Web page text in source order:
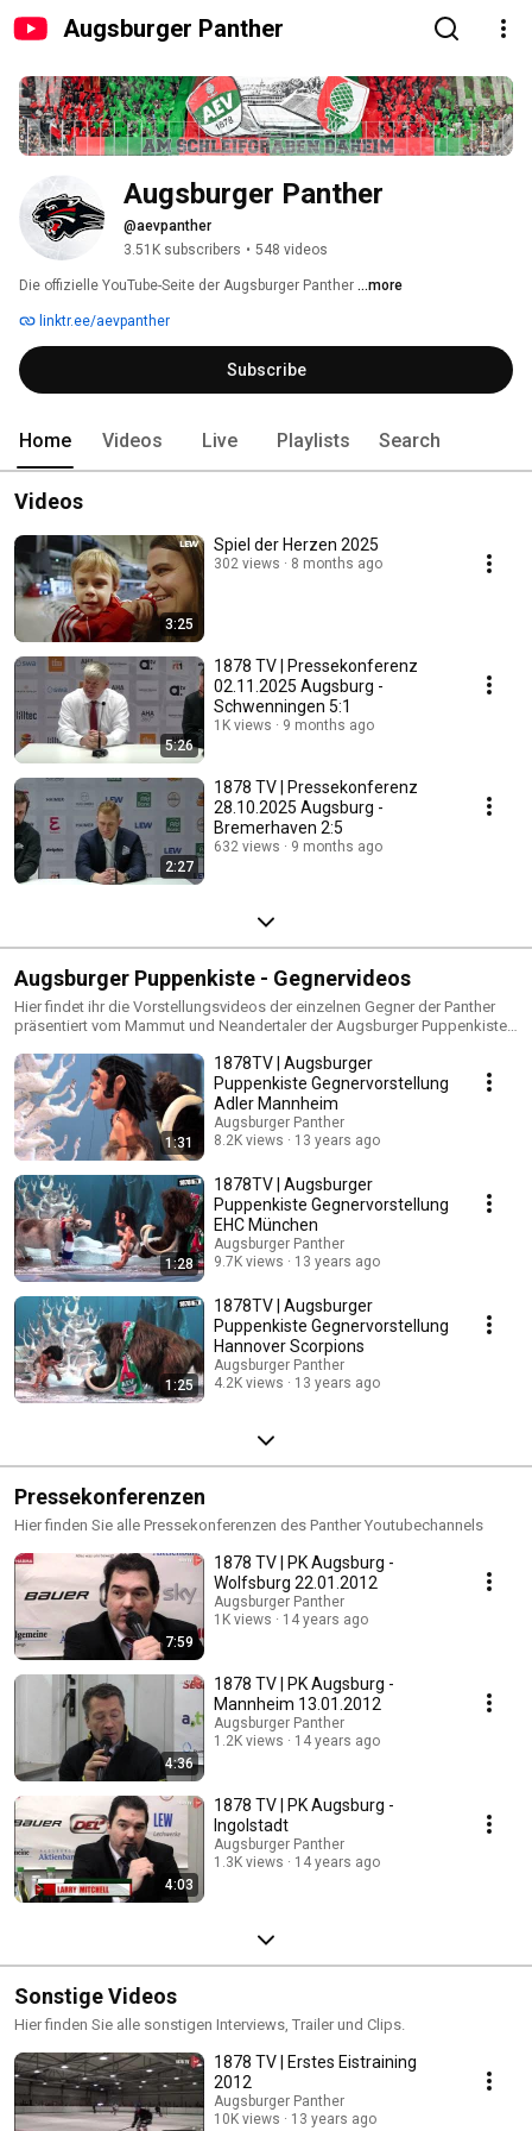
Augsburger Panther
Augsburger Panther
@aevpanther
3.51K subscribers • 548 videos
Die offizielle YouTube-Seite der Augsburger Panther ...more
linktr.ee/aevpanther
Subscribe
Home Videos Live Playlists Search
Videos
3:25
Spiel der Herzen 2025
302 views 8 months ago
5:26
1878 TV | Pressekonferenz
02.11.2025 Augsburg -
Schwenningen 5:1
1K views 9 months ago
2:27
1878 TV | Pressekonferenz
28.10.2025 Augsburg -
Bremerhaven 2:5
632 views 9 months ago
Augsburger Puppenkiste - Gegnervideos
Hier findet ihr die Vorstellungsvideos der einzelnen Gegner der Panther
präsentiert vom Mammut und Neandertaler der Augsburger Puppenkiste.
MOEJAYS: http://www.youtube.com/user/MOEJAYS
1:31
1878TV | Augsburger
Puppenkiste Gegnervorstellung
Adler Mannheim
Augsburger Panther
8.2K views
13 years ago
1:28
1878TV | Augsburger
Puppenkiste Gegnervorstellung
EHC München
Augsburger Panther
9.7K views
13 years ago
1:25
1878TV | Augsburger
Puppenkiste Gegnervorstellung
Hannover Scorpions
Augsburger Panther
4.2K views
13 years ago
Pressekonferenzen
Hier finden Sie alle Pressekonferenzen des Panther Youtubechannels
7:59
1878 TV | PK Augsburg -
Wolfsburg 22.01.2012
Augsburger Panther
1K views
14 years ago
4:36
1878 TV | PK Augsburg -
Mannheim 13.01.2012
Augsburger Panther
1.2K views
14 years ago
4:03
1878 TV | PK Augsburg -
Ingolstadt
Augsburger Panther
1.3K views
14 years ago
Sonstige Videos
Hier finden Sie alle sonstigen Interviews, Trailer und Clips.
1878 TV | Erstes Eistraining
2012
Augsburger Panther
10K views
13 years ago